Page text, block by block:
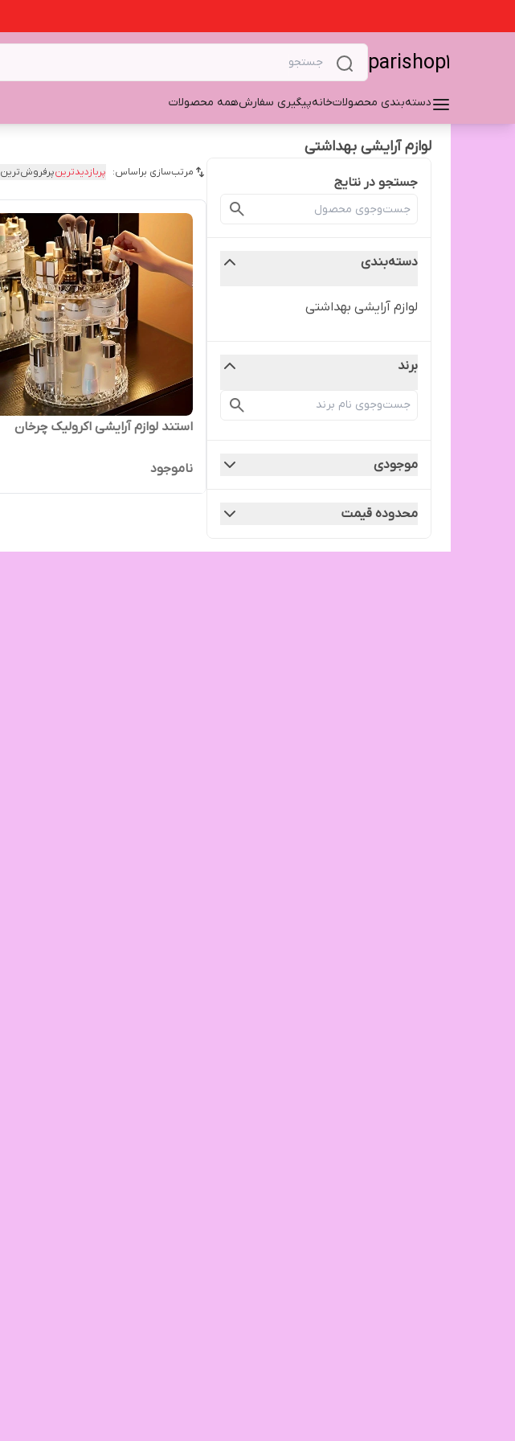
parishop1
دسته‌بندی محصولاتخانهپیگیری سفارشهمه محصولات
لوازم آرایشی بهداشتی
جستجو در نتایج
دسته‌بندی
لوازم آرایشی بهداشتی
برند
موجودی
محدوده قیمت
مرتب‌سازی براساس: پربازدیدترینپرفروش‌ترین
استند لوازم آرایشی اکرولیک چرخان
ناموجود